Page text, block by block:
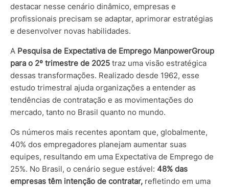
destacar nesse cenário dinâmico, empresas e
profissionais precisam se adaptar, aprimorar estratégias
e desenvolver novas habilidades.
A Pesquisa de Expectativa de Emprego ManpowerGroup
para o 2º trimestre de 2025 traz uma visão estratégica
dessas transformações. Realizado desde 1962, esse
estudo trimestral ajuda organizações a entender as
tendências de contratação e as movimentações do
mercado, tanto no Brasil quanto no mundo.
Os números mais recentes apontam que, globalmente,
40% dos empregadores planejam aumentar suas
equipes, resultando em uma Expectativa de Emprego de
25%. No Brasil, o cenário segue estável: 48% das
empresas têm intenção de contratar, refletindo em uma